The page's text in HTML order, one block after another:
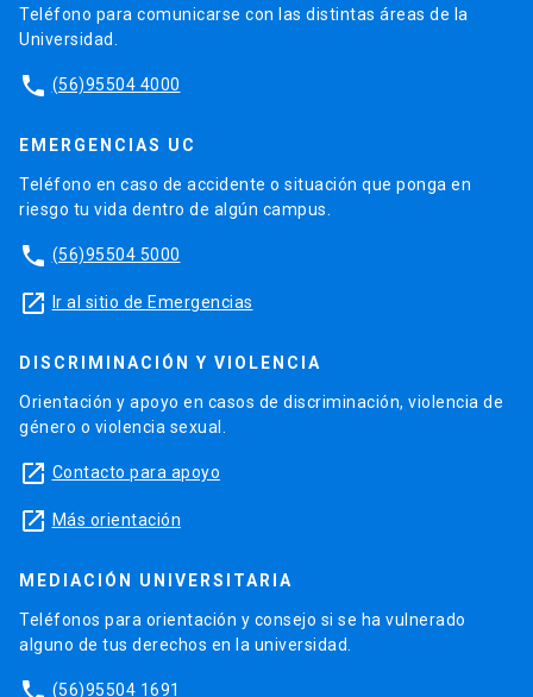
Teléfono para comunicarse con las distintas áreas de la
Universidad.
phone (56)95504 4000
EMERGENCIAS UC
Teléfono en caso de accidente o situación que ponga en
riesgo tu vida dentro de algún campus.
phone (56)95504 5000
launch Ir al sitio de Emergencias
DISCRIMINACIÓN Y VIOLENCIA
Orientación y apoyo en casos de discriminación, violencia de
género o violencia sexual.
launch Contacto para apoyo
launch Más orientación
MEDIACIÓN UNIVERSITARIA
Teléfonos para orientación y consejo si se ha vulnerado
alguno de tus derechos en la universidad.
(56)95504 1691